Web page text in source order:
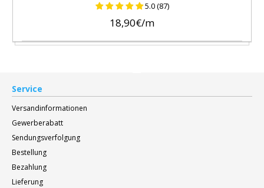
5.0 (87)
18,90€/m
Service
Versandinformationen
Gewerberabatt
Sendungsverfolgung
Bestellung
Bezahlung
Lieferung